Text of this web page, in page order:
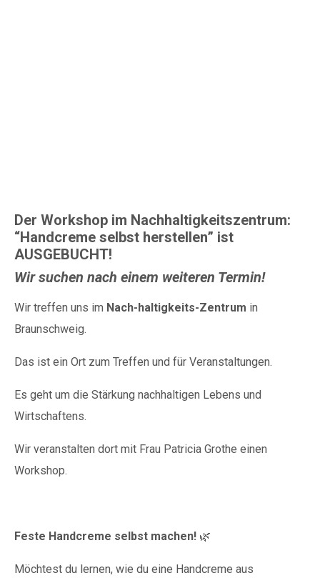
Der Workshop im Nachhaltigkeitszentrum:
“Handcreme selbst herstellen” ist
AUSGEBUCHT!
Wir suchen nach einem weiteren Termin!
Wir treffen uns im Nach-haltigkeits-Zentrum in
Braunschweig.
Das ist ein Ort zum Treffen und für Veranstaltungen.
Es geht um die Stärkung nachhaltigen Lebens und
Wirtschaftens.
Wir veranstalten dort mit Frau Patricia Grothe einen
Workshop.
Feste Handcreme selbst machen! 🌿
Möchtest du lernen, wie du eine Handcreme aus